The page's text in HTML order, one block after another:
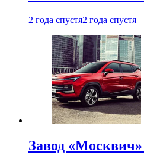
2 года спустя2 года спустя
Завод «Москвич»